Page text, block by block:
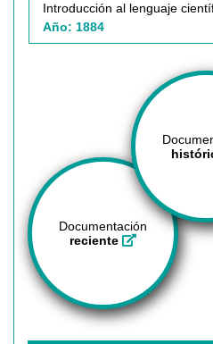
Introducción al lenguaje
Año: 1884
Documentación
reciente